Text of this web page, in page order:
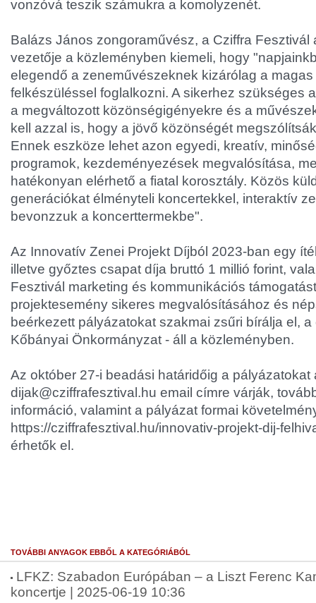
vonzóvá teszik számukra a komolyzenét.
Balázs János zongoraművész, a Cziffra Fesztivál
vezetője a közleményben kiemeli, hogy
elegendő a zeneművészeknek kizárólag a
felkészüléssel foglalkozni. A sikerhez szükséges
a megváltozott közönségigényekre és a
kell azzal is, hogy a jövő közönségét
Ennek eszköze lehet azon egyedi, kreatív,
programok, kezdeményezések megvalósítása,
hatékonyan elérhető a fiatal korosztály. Közös
generációkat élményteli koncertekkel, interaktív
bevonzzuk a koncerttermekbe".
Az Innovatív Zenei Projekt Díjból 2023-ban egy
illetve győztes csapat díja bruttó 1 millió forint,
Fesztivál marketing és kommunikációs
projektesemény sikeres megvalósításához és
beérkezett pályázatokat szakmai zsűri bírálja el,
Kőbányai Önkormányzat - áll a közleményben.
Az október 27-i beadási határidőig a pályázatokat
dijak@cziffrafesztival.hu email címre várják,
információ, valamint a pályázat formai
https://cziffrafesztival.hu/innovativ-projekt-dij-
érhetők el.
TOVÁBBI ANYAGOK EBBŐL A KATEGÓRIÁBÓL
LFKZ: Szabadon Európában – a Liszt Ferenc
koncertje | 2025-06-19 10:36